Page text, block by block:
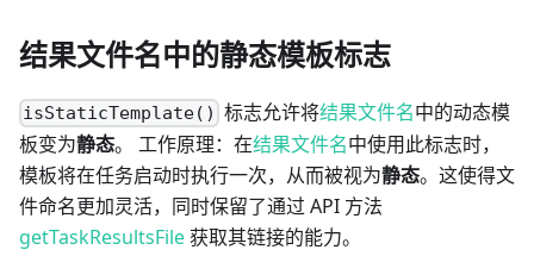
结果文件名中的静态模板标志
isStaticTemplate() 标志允许将结果文件名中的动态模
板变为静态。 工作原理：在结果文件名中使用此标志时，
模板将在任务启动时执行一次，从而被视为静态。这使得文
件命名更加灵活，同时保留了通过 API 方法
getTaskResultsFile获取其链接的能力。